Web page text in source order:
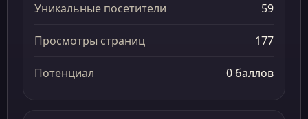
Уникальные посетители 59
Просмотры страниц 177
Потенциал 0 баллов